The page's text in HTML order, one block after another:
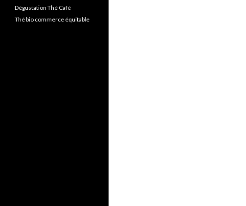
Dégustation Thé Café
Thé bio commerce équitable